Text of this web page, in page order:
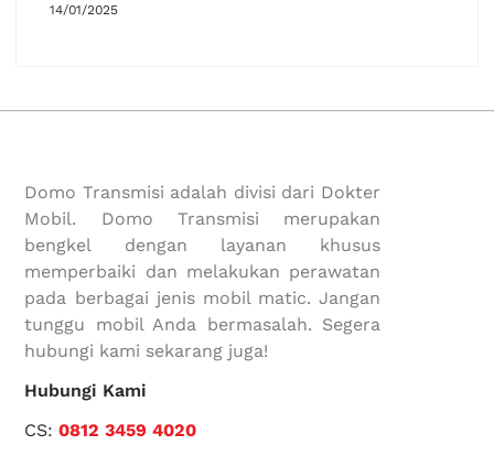
14/01/2025
Domo Transmisi adalah divisi dari Dokter
Mobil. Domo Transmisi merupakan
bengkel dengan layanan khusus
memperbaiki dan melakukan perawatan
pada berbagai jenis mobil matic. Jangan
tunggu mobil Anda bermasalah. Segera
hubungi kami sekarang juga!
Hubungi Kami
CS:0812 3459 4020